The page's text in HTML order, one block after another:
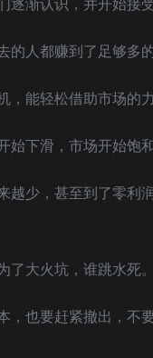
人都赚到了足够多的
，能轻松借助市场的
下滑，市场开始饱
越少，甚至到了零利
大火坑，谁跳水死。
也要赶紧撤出，不要